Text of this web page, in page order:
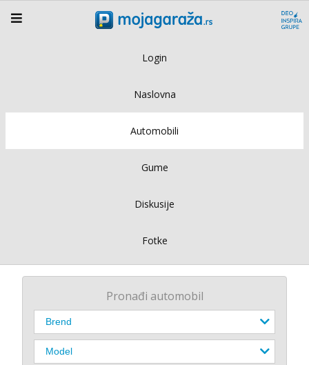
Login
Naslovna
Automobili
Gume
Diskusije
Fotke
Pronađi automobil